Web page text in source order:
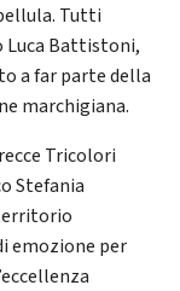
Tutti
Luca Battistoni,
a far parte della
marchigiana.
Tricolori
Stefania
emozione per